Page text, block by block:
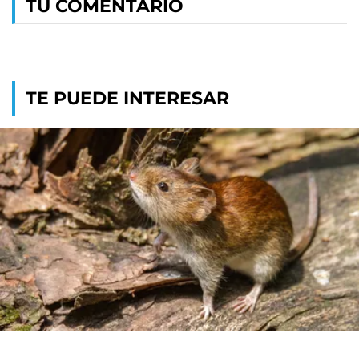
TU COMENTARIO
TE PUEDE INTERESAR